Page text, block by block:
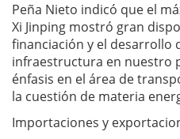
Peña Nieto indicó que el
Xi Jinping mostró gran
financiación y el desarrollo
infraestructura en nuestro
énfasis en el área de
la cuestión de materia
Importaciones y